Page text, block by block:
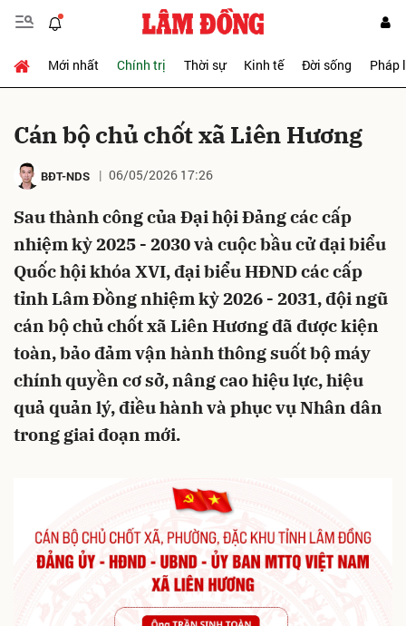
Mới nhất Chính trị Thời sự Kinh tế Đời sống Pháp
Cán bộ chủ chốt xã Liên Hương
BĐT-NDS 06/05/2026 17:26
Sau thành công của Đại hội Đảng các cấp
nhiệm kỳ 2025 - 2030 và cuộc bầu cử đại biểu
Quốc hội khóa XVI, đại biểu HĐND các cấp
tỉnh Lâm Đồng nhiệm kỳ 2026 - 2031, đội ngũ
cán bộ chủ chốt xã Liên Hương đã được kiện
toàn, bảo đảm vận hành thông suốt bộ máy
chính quyền cơ sở, nâng cao hiệu lực, hiệu
quả quản lý, điều hành và phục vụ Nhân dân
trong giai đoạn mới.
Gửi bình luận
Hủy Gửi